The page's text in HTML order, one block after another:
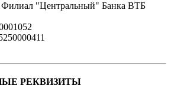
Филиал "Центральный" Банка ВТБ
РЕКВИЗИТЫ